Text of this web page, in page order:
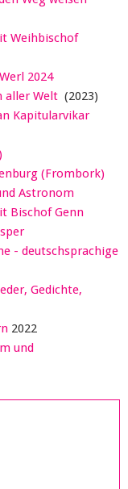
Weihbischof
2024
aller Welt (2023)
Kapitularvikar
(Frombork)
Astronom
Bischof Genn
- deutschsprachige
Gedichte,
2022
und